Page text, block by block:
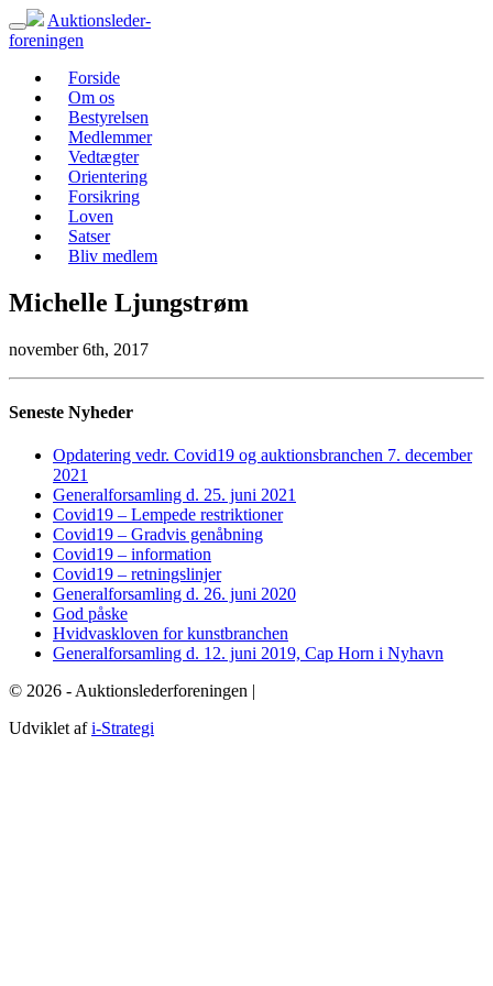
Auktionsleder-
foreningen
Forside
Om os
Bestyrelsen
Medlemmer
Vedtægter
Orientering
Forsikring
Loven
Satser
Bliv medlem
Michelle Ljungstrøm
november 6th, 2017
Seneste Nyheder
Opdatering vedr. Covid19 og auktionsbranchen 7. december
2021
Generalforsamling d. 25. juni 2021
Covid19 – Lempede restriktioner
Covid19 – Gradvis genåbning
Covid19 – information
Covid19 – retningslinjer
Generalforsamling d. 26. juni 2020
God påske
Hvidvaskloven for kunstbranchen
Generalforsamling d. 12. juni 2019, Cap Horn i Nyhavn
© 2026 - Auktionslederforeningen |
Udviklet afi-Strategi